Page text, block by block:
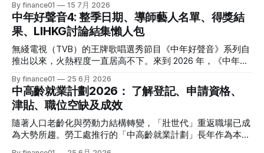
格價與部署，以下先將這 15 隻橫跨港股、美股及基金的明星
收息產品進行系統性匯總： 範疇代號 / 名稱產品性質2026年
估算年化股息率 / 派息率派息頻率核心定位與優勢港股中國移
動 (00941)通訊藍籌6.5% - 6.6%半年配國企巨頭，現金流極
強，兼具防守與增長。港股中國海洋石油 (00883)能源藍籌
5.8% - 6.0%半年配受益於地緣政治與油價，
場目前有相當多穩健的防守型工具。本文為大家盤點 2026 年
香港最新主流低風險投資產品，橫向比較其利弊，並揭秘連登
（LIHKG）「財經台」巴打們最真實、最不留情面的毒舌評
價！ 2026年香港熱門低風險投資工具一覽 在香港，低風險投
資主要圍繞「保本」與「高流動性」展開。以下是 2026 年最
受市場歡迎的 5 大產品比較： 投資工具2026年預估年回報率
資金鎖定期適合對象風險等級港元/美元定期存款2.4% - 4.0%1
個月至1年不等追求絕對保本、懶得操作的人⭐ (極低)美國國庫
債券 (T-Bills)4.0% - 4.5%1個月至30年不等懂得用美股 App、
追求比定存更高息的人⭐ (極低) 香港政府零售債券
By finance01 15 7月 2026
中年好聲音4: 整季日期、導師藝人名單、得獎結
果、LIHKG討論結集懶人包
無綫電視（TVB）的王牌歌唱選秀節目《中年好聲音》系列自
推出以來，火熱程度一直居高不下。來到 2026 年，《中年好
了更新穎的賽制，舞台與音響規格全面升級，參賽者的背景更
是臥虎藏龍，由退隱江湖的昔日歌手到各行各業的隱世歌王，
再次掀起全城「追星」與「懷舊」熱潮。 如果你錯過了部分
精彩集數，或者想一氣呵成重溫整季的精華，這篇《中年好聲
音 4》全方位懶人包將為你系統化地盤點整季賽期、星級陣
容、終極結果，並結集連登（LIHKG）討論區最地道的爆笑與
By finance01 25 6月 2026
中高齡就業計劃2026： 了解登記、申請資格、
津貼、職位空缺及成效
隨著人口老齡化與勞動力結構轉變，「壯世代」重返職場已成
為大勢所趨。勞工處推行的「中高齡就業計劃」長年作為本港